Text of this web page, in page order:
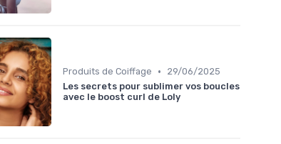
Produits de Coiffage •
29/06/2025
Les secrets pour sublimer vos boucles
avec le boost curl de Loly